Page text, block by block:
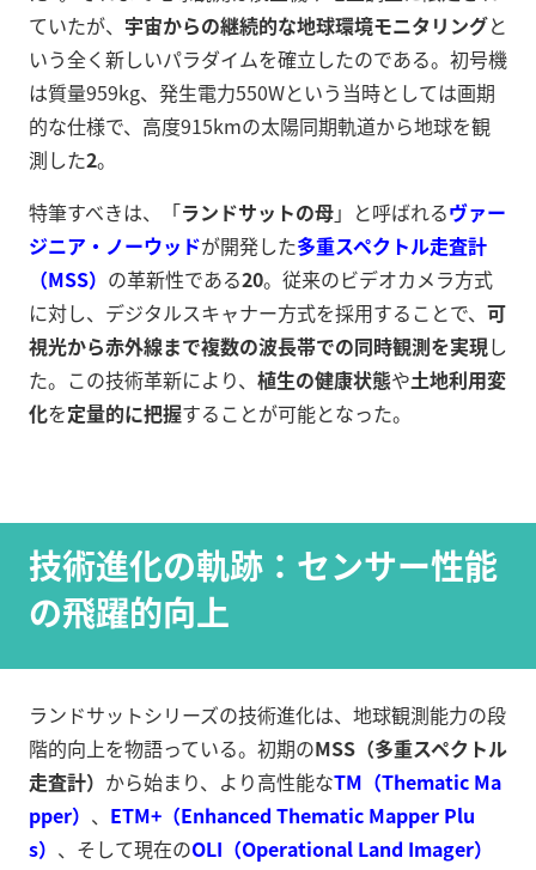
ていたが、 宇宙からの継続的な地球環境モニタリングと
いう全く新しいパラダイムを確立したのである。初号機
は質量959kg、発生電力550Wという当時としては画期
的な仕様で、高度915kmの太陽同期軌道から地球を観
測した2。
特筆すべきは、「ランドサットの母」と呼ばれるヴァー
ジニア・ノーウッドが開発した多重スペクトル走査計
（MSS） の革新性である20。従来のビデオカメラ方式
に対し、デジタルスキャナー方式を採用することで、 可
視光から赤外線まで複数の波長帯での同時観測を実現し
た。この技術革新により、 植生の健康状態や土地利用変
化を定量的に把握することが可能となった。
技術進化の軌跡：センサー性能
の飛躍的向上
ランドサットシリーズの技術進化は、地球観測能力の段
階的向上を物語っている。初期のMSS（多重スペクトル
走査計） から始まり、より高性能なTM（Thematic Ma
pper） 、 ETM+（Enhanced Thematic Mapper Plu
s） 、そして現在のOLI（Operational Land Imager）